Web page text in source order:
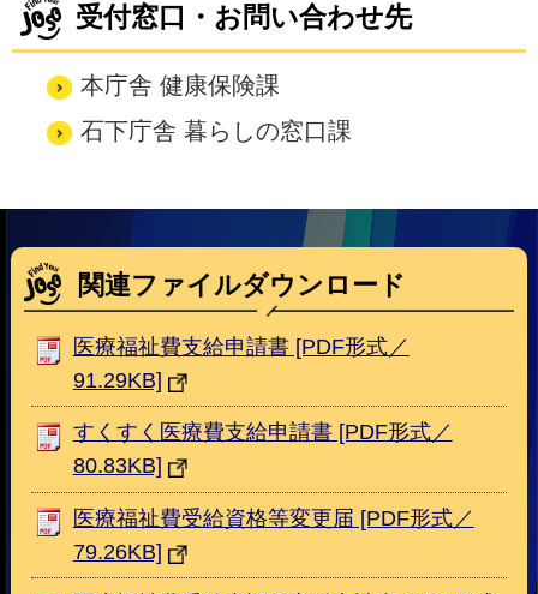
受付窓口・お問い合わせ先
本庁舎 健康保険課
石下庁舎 暮らしの窓口課
関連ファイルダウンロード
医療福祉費支給申請書 [PDF形式／
91.29KB]
すくすく医療費支給申請書 [PDF形式／
80.83KB]
医療福祉費受給資格等変更届 [PDF形式／
79.26KB]